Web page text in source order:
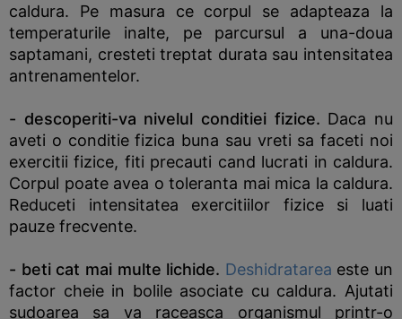
caldura. Pe masura ce corpul se adapteaza la
temperaturile inalte, pe parcursul a una-doua
saptamani, cresteti treptat durata sau intensitatea
antrenamentelor.
- descoperiti-va nivelul conditiei fizice. Daca nu
aveti o conditie fizica buna sau vreti sa faceti noi
exercitii fizice, fiti precauti cand lucrati in caldura.
Corpul poate avea o toleranta mai mica la caldura.
Reduceti intensitatea exercitiilor fizice si luati
pauze frecvente.
- beti cat mai multe lichide. Deshidratarea este un
factor cheie in bolile asociate cu caldura. Ajutati
sudoarea sa va raceasca organismul printr-o